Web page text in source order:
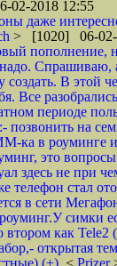
2018 12:55
даже
> [1020] 06-02-
пополнение,
Спрашиваю,
В этой
Все
периоде
позвонить на
ка в роуминге
это
здесь не при
телефон стал
в сети
симки
втором как Tele2
открытая
(+) < Prizer